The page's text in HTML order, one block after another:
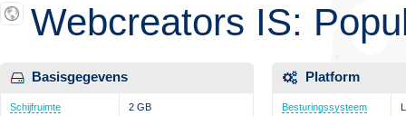
Webcreators IS:
Basisgegevens
Schijfruimte 2 GB
Platform
Besturingssysteem